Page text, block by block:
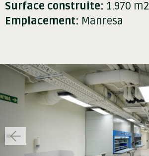
Surface construite: 1.970 m2
Emplacement: Manresa